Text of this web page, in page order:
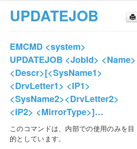
SIOS DataKeeper Cluster
DataKeeper Cluster Editionリリ
DKCEサポートマトリックス
DataKeeper Cluster Edition クイ
ド
OCIでのSQL Server 2019
UPDATEJOB
EMCMD <system>
UPDATEJOB <JobId> <Name>
<Descr>[<SysName1>
<DrvLetter1> <IP1>
<SysName2><DrvLetter2>
<IP2> <MirrorType>]…
このコマンドは、内部での使用のみを目
的としています。